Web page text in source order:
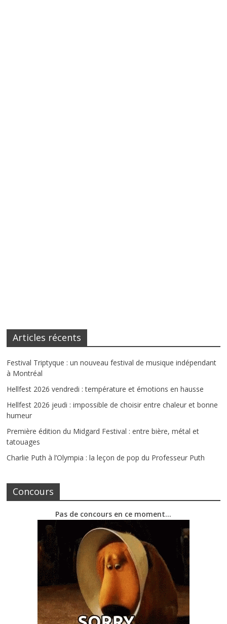
Articles récents
Festival Triptyque : un nouveau festival de musique indépendant
à Montréal
Hellfest 2026 vendredi : température et émotions en hausse
Hellfest 2026 jeudi : impossible de choisir entre chaleur et bonne
humeur
Première édition du Midgard Festival : entre bière, métal et
tatouages
Charlie Puth à l’Olympia : la leçon de pop du Professeur Puth
Concours
Pas de concours en ce moment…